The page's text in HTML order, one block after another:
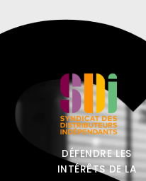
DÉFENDRE LES
INTÉRÊTS DE LA